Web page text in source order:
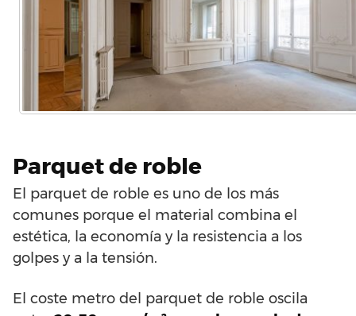
Parquet de roble
El parquet de roble es uno de los más
comunes porque el material combina el
estética, la economía y la resistencia a los
golpes y a la tensión.
El coste metro del parquet de roble oscila